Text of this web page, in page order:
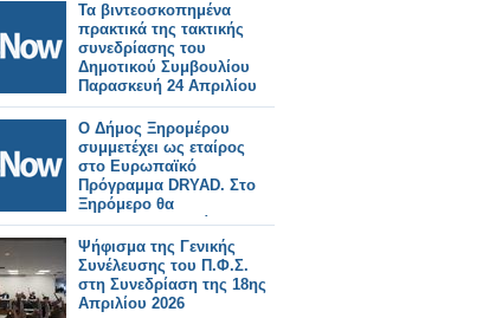
Τα βιντεοσκοπημένα
πρακτικά της τακτικής
συνεδρίασης του
Δημοτικού Συμβουλίου
Παρασκευή 24 Απριλίου
2026.
Ο Δήμος Ξηρομέρου
συμμετέχει ως εταίρος
στο Ευρωπαϊκό
Πρόγραμμα DRYAD. Στο
Ξηρόμερο θα
πραγματοποιηθεί η
επίδειξη DR5 την
Παρασκευή 24 Απριλίου.
Ψήφισμα της Γενικής
Συνέλευσης του Π.Φ.Σ.
στη Συνεδρίαση της 18ης
Απριλίου 2026